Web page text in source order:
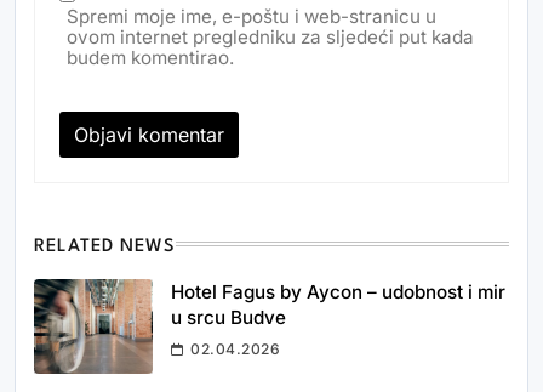
Spremi moje ime, e-poštu i web-stranicu u
ovom internet pregledniku za sljedeći put kada
budem komentirao.
RELATED NEWS
Hotel Fagus by Aycon – udobnost i mir
u srcu Budve
02.04.2026